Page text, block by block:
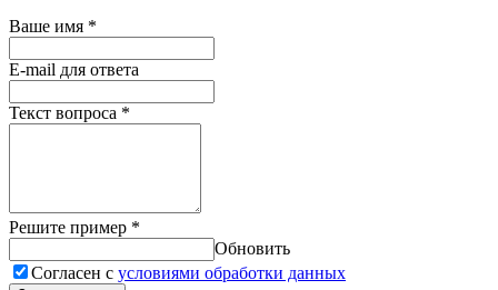
Ваше имя *
E-mail для ответа
Текст вопроса *
Решите пример *
Обновить
Согласен с условиями обработки данных